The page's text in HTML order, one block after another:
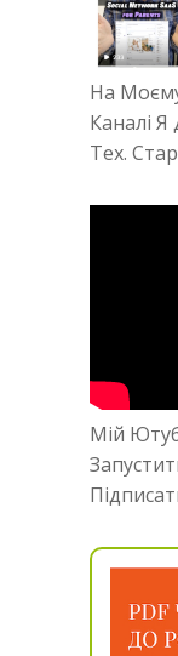
На
Каналі Я
Тех.
Мій